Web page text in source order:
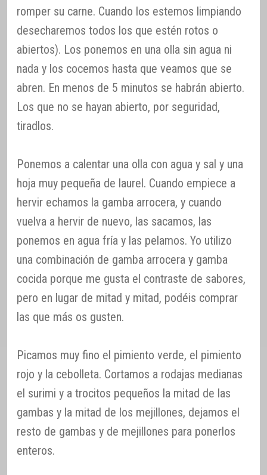
romper su carne. Cuando los estemos limpiando
desecharemos todos los que estén rotos o
abiertos). Los ponemos en una olla sin agua ni
nada y los cocemos hasta que veamos que se
abren. En menos de 5 minutos se habrán abierto.
Los que no se hayan abierto, por seguridad,
tiradlos.
Ponemos a calentar una olla con agua y sal y una
hoja muy pequeña de laurel. Cuando empiece a
hervir echamos la gamba arrocera, y cuando
vuelva a hervir de nuevo, las sacamos, las
ponemos en agua fría y las pelamos. Yo utilizo
una combinación de gamba arrocera y gamba
cocida porque me gusta el contraste de sabores,
pero en lugar de mitad y mitad, podéis comprar
las que más os gusten.
Picamos muy fino el pimiento verde, el pimiento
rojo y la cebolleta. Cortamos a rodajas medianas
el surimi y a trocitos pequeños la mitad de las
gambas y la mitad de los mejillones, dejamos el
resto de gambas y de mejillones para ponerlos
enteros.